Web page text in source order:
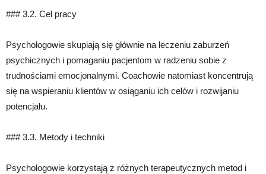
### 3.2. Cel pracy
Psychologowie skupiają się głównie na leczeniu zaburzeń
psychicznych i pomaganiu pacjentom w radzeniu sobie z
trudnościami emocjonalnymi. Coachowie natomiast koncentrują
się na wspieraniu klientów w osiąganiu ich celów i rozwijaniu
potencjału.
### 3.3. Metody i techniki
Psychologowie korzystają z różnych terapeutycznych metod i